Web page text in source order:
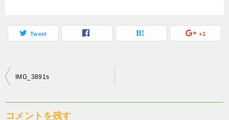
Tweet +1
投
IMG_3891s
コメントを残す